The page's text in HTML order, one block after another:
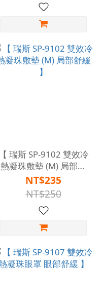
【 瑞斯 SP-9102 雙效冷
熱凝珠敷墊 (M) 局部舒
緩 】
NT$235
NT$250